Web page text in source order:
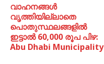
വാഹനങ്ങള്‍
വൃത്തിയില്ലാതെ
പൊതുസ്ഥലങ്ങളില്‍
ഇട്ടാൽ 60,000 രൂപ പിഴ:
Abu Dhabi Municipality